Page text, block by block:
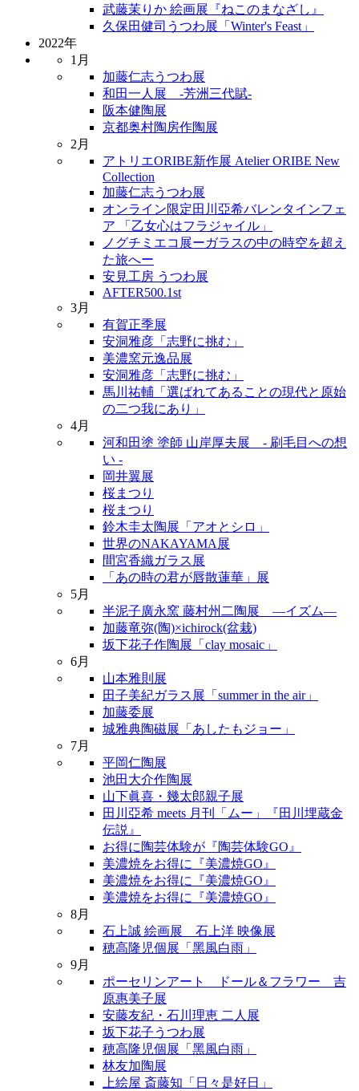
武藤茉りか 絵画展『ねこのまなざし』
久保田健司うつわ展「Winter's Feast」
2022年
1月
加藤仁志うつわ展
和田一人展 -芳洲三代賦-
阪本健陶展
京都奥村陶房作陶展
2月
アトリエORIBE新作展 Atelier ORIBE New
Collection
加藤仁志うつわ展
オンライン限定田川亞希バレンタインフェ
ア 「乙女心はフラジャイル」
ノグチミエコ展ーガラスの中の時空を超え
た旅へー
安見工房 うつわ展
AFTER500.1st
3月
有賀正季展
安洞雅彦「志野に挑む」
美濃窯元逸品展
安洞雅彦「志野に挑む」
馬川祐輔「選ばれてあることの現代と原始
の二つ我にあり」
4月
河和田塗 塗師 山岸厚夫展 - 刷毛目への想
い -
岡井翼展
桜まつり
桜まつり
鈴木圭太陶展「アオとシロ」
世界のNAKAYAMA展
間宮香織ガラス展
「あの時の君が唇散蓮華」展
5月
半泥子廣永窯 藤村州二陶展 ―イズム―
加藤竜弥(陶)×ichirock(盆栽)
坂下花子作陶展「clay mosaic」
6月
山本雅則展
田子美紀ガラス展「summer in the air」
加藤委展
城雅典陶磁展「あしたもジョー」
7月
平岡仁陶展
池田大介作陶展
山下眞喜・幾太郎親子展
田川亞希 meets 月刊「ムー」『田川埋蔵金
伝説』
お得に陶芸体験が『陶芸体験GO』
美濃焼をお得に『美濃焼GO』
美濃焼をお得に『美濃焼GO』
美濃焼をお得に『美濃焼GO』
8月
石上誠 絵画展 石上洋 映像展
穂高隆児個展「黑風白雨」
9月
ポーセリンアート ドール＆フラワー 吉
原惠美子展
安藤友紀・石川理恵 二人展
坂下花子うつわ展
穂高隆児個展「黑風白雨」
林友加陶展
上絵屋 斎藤知「日々是好日」